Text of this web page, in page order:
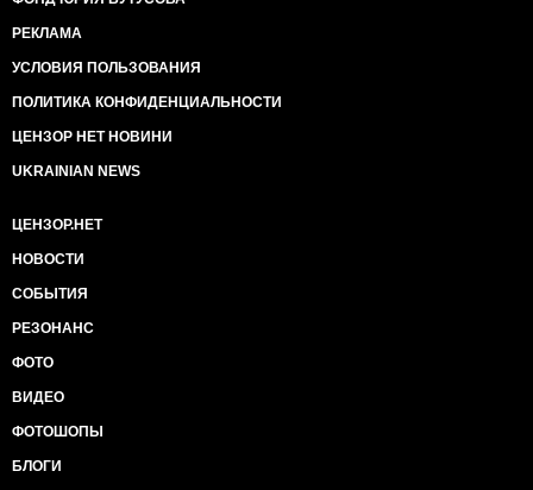
РЕКЛАМА
УСЛОВИЯ ПОЛЬЗОВАНИЯ
ПОЛИТИКА КОНФИДЕНЦИАЛЬНОСТИ
ЦЕНЗОР НЕТ НОВИНИ
UKRAINIAN NEWS
ЦЕНЗОР.НЕТ
НОВОСТИ
СОБЫТИЯ
РЕЗОНАНС
ФОТО
ВИДЕО
ФОТОШОПЫ
БЛОГИ